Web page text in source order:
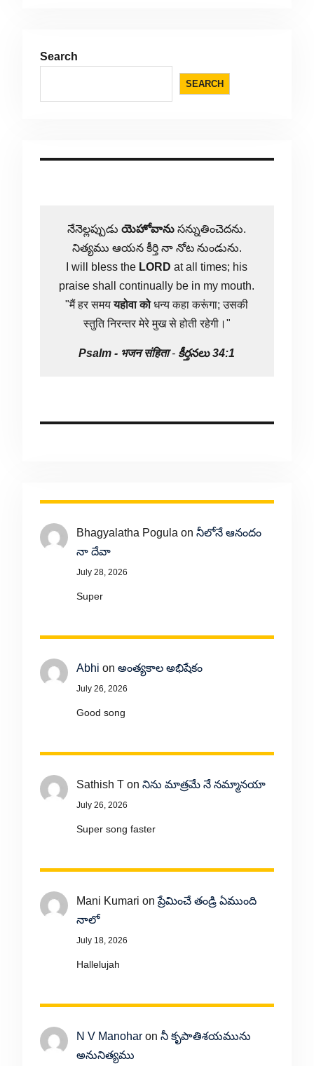
Search
SEARCH
నేనెల్లప్పుడుయెహోవాను సన్నుతించెదను.
నిత్యము ఆయన కీర్తి నా నోట నుండును.
I will bless the LORD at all times; his
praise shall continually be in my mouth.
"मैं हर समययहोवा कोधन्य कहा करूंगा; उसकी
स्तुति निरन्तर मेरे मुख से होती रहेगी।"
Psalm - भजन संहिता- కీర్తనలు 34:1
Bhagyalatha Pogula on నీలోనే ఆనందం
నా దేవా
July 28, 2026
Super
Abhi on అంత్యకాల అభిషేకం
July 26, 2026
Good song
Sathish Ton నిను మాత్రమే నే నమ్మానయా
July 26, 2026
Super song faster
Mani Kumari onప్రేమించే తండ్రి ఏముంది
నాలో
July 18, 2026
Hallelujah
N V Manoharon నీ కృపాతిశయమును
అనునిత్యము